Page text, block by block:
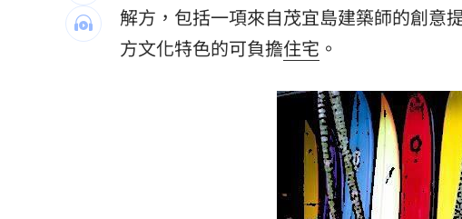
姜厚任71歲生日 女友曝神級朋友圈 11:29
慈濟被詐10億未提告！他質疑：財報怎麼編
慈濟被騙10億！綠要國民黨還陳時中公道 11:26
翻出蔣、柯「昔日發言」 她轟：出來道歉
石崇良嗆台中市府公開紀錄 喊0檢出沒意義 11:24
解方，包括一項來自茂宜島建築師的創意
方文化特色的可負擔住宅 。